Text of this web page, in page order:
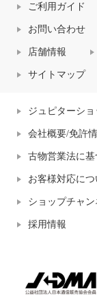
ご利用ガイド
お問い合わせ
店舗情報
サイトマップ
ジュピターシ
会社概要/免許
古物営業法に
お客様対応につ
ショップチャ
採用情報